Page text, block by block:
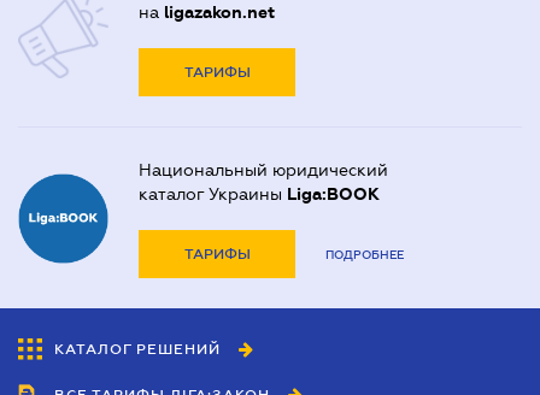
на ligazakon.net
ТАРИФЫ
Национальный юридический
каталог Украины Liga:BOOK
ТАРИФЫ ПОДРОБНЕЕ
КАТАЛОГ РЕШЕНИЙ